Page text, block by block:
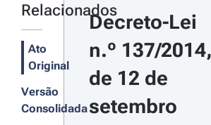
Relacionados
Ato
Original
Versão
Consolidada
Decreto-Lei
n.º 137/2014,
de 12 de
setembro